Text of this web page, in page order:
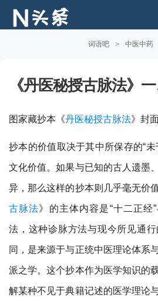
词语吧 > 中医中药
图家藏抄本《丹医秘授古脉法》封
抄本的价值取决于其中所保存的“
文化价值。如果与已知的古人遗墨
异，那么这样的抄本则几乎毫无价
古脉法》的主体内容是“十二正经
法，这种诊脉方法与现今所见通
同，是来源于与正统中医理论体系
派之学。这个抄本作为医学知识的
解某种不见于典籍记述的医学理论